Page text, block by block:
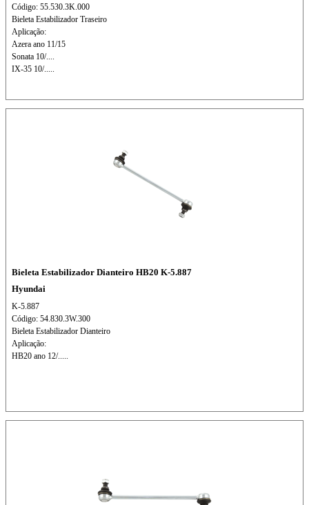
Código: 55.530.3K.000
Bieleta Estabilizador Traseiro
Aplicação:
Azera ano 11/15
Sonata 10/....
IX-35 10/.....
Bieleta Estabilizador Dianteiro HB20 K-5.887
Hyundai
K-5.887
Código: 54.830.3W.300
Bieleta Estabilizador Dianteiro
Aplicação:
HB20 ano 12/.....